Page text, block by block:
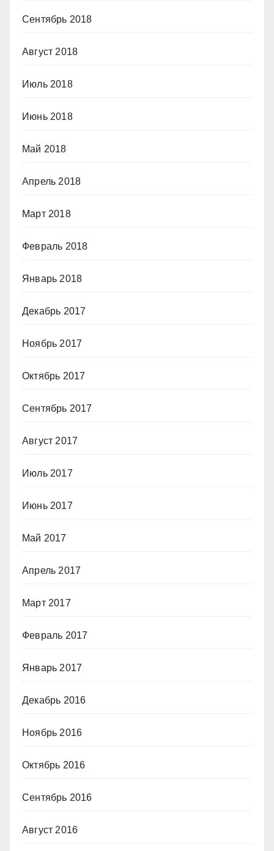
Сентябрь 2018
Август 2018
Июль 2018
Июнь 2018
Май 2018
Апрель 2018
Март 2018
Февраль 2018
Январь 2018
Декабрь 2017
Ноябрь 2017
Октябрь 2017
Сентябрь 2017
Август 2017
Июль 2017
Июнь 2017
Май 2017
Апрель 2017
Март 2017
Февраль 2017
Январь 2017
Декабрь 2016
Ноябрь 2016
Октябрь 2016
Сентябрь 2016
Август 2016